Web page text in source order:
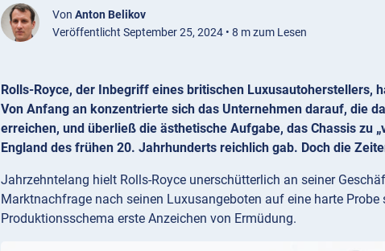
Von Anton Belikov
Veröffentlicht September 25, 2024 • 8 m zum Lesen
Rolls-Royce, der Inbegriff eines britischen
Von Anfang an konzentrierte sich das Unternehmen darauf, die
erreichen, und überließ die ästhetische Aufgabe, das Chassis zu
England des frühen 20. Jahrhunderts reichlich gab. Doch die
Jahrzehntelang hielt Rolls-Royce unerschütterlich an seiner
Marktnachfrage nach seinen Luxusangeboten auf eine harte
Produktionsschema erste Anzeichen von Ermüdung.